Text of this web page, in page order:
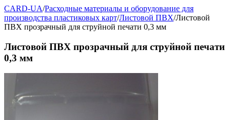
CARD-UA/Расходные материалы и оборудование для
производства пластиковых карт/Листовой ПВХ/Листовой
ПВХ прозрачный для струйной печати 0,3 мм
Листовой ПВХ прозрачный для струйной печати
0,3 мм